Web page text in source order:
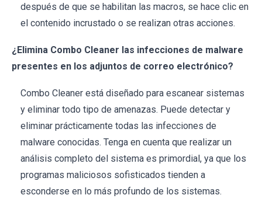
después de que se habilitan las macros, se hace clic en
el contenido incrustado o se realizan otras acciones.
¿Elimina Combo Cleaner las infecciones de malware
presentes en los adjuntos de correo electrónico?
Combo Cleaner está diseñado para escanear sistemas
y eliminar todo tipo de amenazas. Puede detectar y
eliminar prácticamente todas las infecciones de
malware conocidas. Tenga en cuenta que realizar un
análisis completo del sistema es primordial, ya que los
programas maliciosos sofisticados tienden a
esconderse en lo más profundo de los sistemas.